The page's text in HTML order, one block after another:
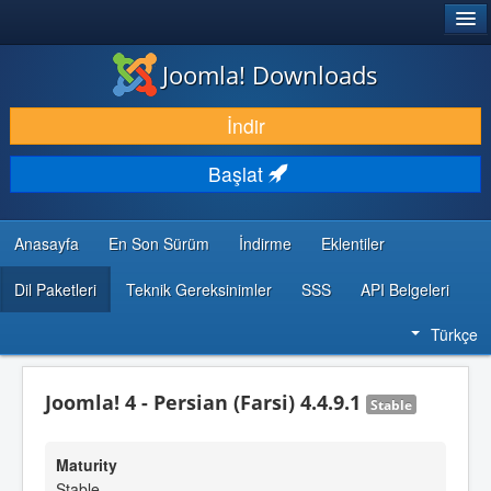
İNDIR & GENIŞLET
KEŞFET & ÖĞREN
TOPLULUK & DESTEK
GELIŞTIRICI KAYNAKLARI
Joomla! Downloads
İndir
Başlat
Anasayfa En Son Sürüm İndirme Eklentiler
Dil Paketleri Teknik Gereksinimler SSS API Belgeleri
Türkçe
Joomla! 4 - Persian (Farsi) 4.4.9.1 Stable
Maturity